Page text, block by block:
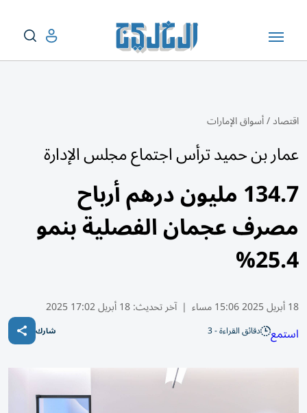
اقتصاد/أسواق الإمارات
عمار بن حميد ترأس اجتماع مجلس الإدارة
134.7 مليون درهم أرباح
مصرف عجمان الفصلية بنمو
25.4%
18 أبريل 2025 15:06 مساء | آخر تحديث:18 أبريل 17:02 2025
استمع دقائق القراءة - 3 شارك